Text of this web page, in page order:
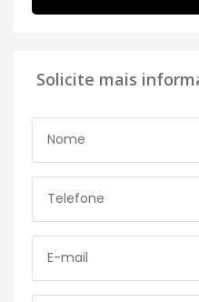
Solicite mais